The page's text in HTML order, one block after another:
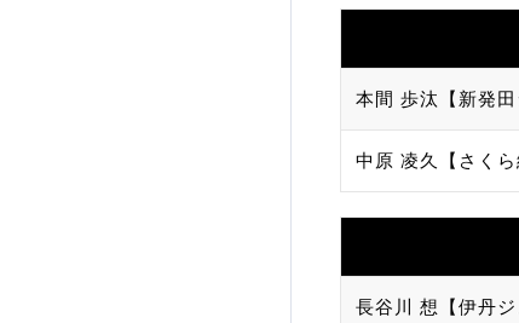
加盟団体登録人数
関連組織一覧
販売品一覧
本間 歩汰【新発田
中原 凌久【さくら
長谷川 想【伊丹ジ